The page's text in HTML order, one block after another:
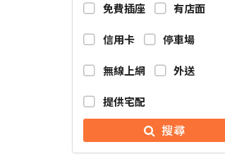
免費插座 有店面
信用卡 停車場
無線上網 外送
提供宅配
搜尋